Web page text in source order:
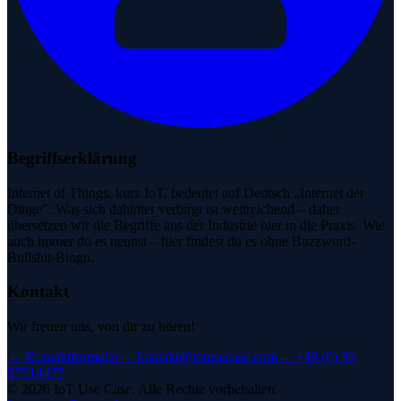
Begriffserklärung
Internet of Things, kurz IoT, bedeutet auf Deutsch „Internet der
Dinge". Was sich dahinter verbirgt ist weitreichend – daher
übersetzen wir die Begriffe aus der Industrie hier in die Praxis. Wie
auch immer du es nennst – hier findest du es ohne Buzzword-
Bullshit-Bingo.
Kontakt
Wir freuen uns, von dir zu hören!
→ Kontaktformular→ kontakt@iotusecase.com→ +49 (0) 30
57714477
© 2026 IoT Use Case. Alle Rechte vorbehalten.